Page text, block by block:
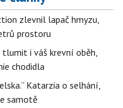
zlevnil lapač hmyzu,
prostoru
i váš krevní oběh,
chodidla
Katarzia o selhání,
samotě